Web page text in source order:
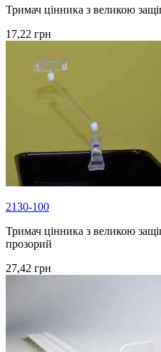
Тримач цінника з великою
17,22 грн
2130-100
Тримач цінника з великою
прозорий
27,42 грн